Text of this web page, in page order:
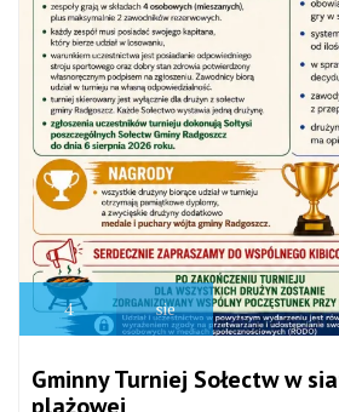
4 sie
Gminny Turniej Sołectw w